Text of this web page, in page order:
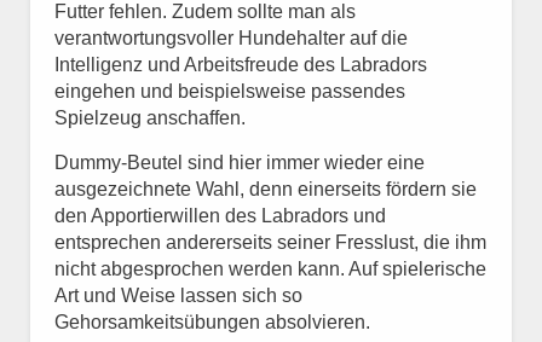
Futter fehlen. Zudem sollte man als
verantwortungsvoller Hundehalter auf die
Intelligenz und Arbeitsfreude des Labradors
eingehen und beispielsweise passendes
Spielzeug anschaffen.
Dummy-Beutel sind hier immer wieder eine
ausgezeichnete Wahl, denn einerseits fördern sie
den Apportierwillen des Labradors und
entsprechen andererseits seiner Fresslust, die ihm
nicht abgesprochen werden kann. Auf spielerische
Art und Weise lassen sich so
Gehorsamkeitsübungen absolvieren.